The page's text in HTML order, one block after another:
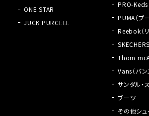
ONE STAR
JUCK PURCELL
PRO-Keds
PUMA（プ
Reebok（
SKECHERS
Thom
Vans（バン
サンダル・
ブーツ
その他シュ